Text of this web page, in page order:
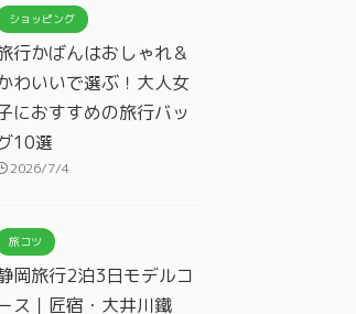
ショッピング
行かばんはおしゃれ＆
わいいで選ぶ！大人女
におすすめの旅行バッ
10選
2026/7/4
旅コツ
岡旅行2泊3日モデルコ
ス｜匠宿・大井川鐵